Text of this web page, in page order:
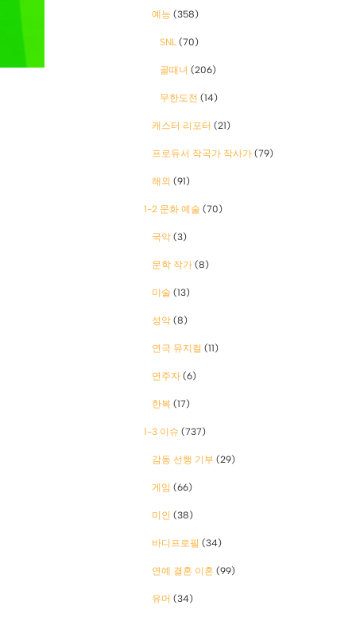
예능 (358)
SNL (70)
골때녀 (206)
무한도전 (14)
캐스터 리포터 (21)
프로듀서 작곡가 작사가 (79)
해외 (91)
1-2 문화 예술 (70)
국악 (3)
문학 작가 (8)
미술 (13)
성악 (8)
연극 뮤지컬 (11)
연주자 (6)
한복 (17)
1-3 이슈 (737)
감동 선행 기부 (29)
게임 (66)
미인 (38)
바디프로필 (34)
연예 결혼 이혼 (99)
유머 (34)